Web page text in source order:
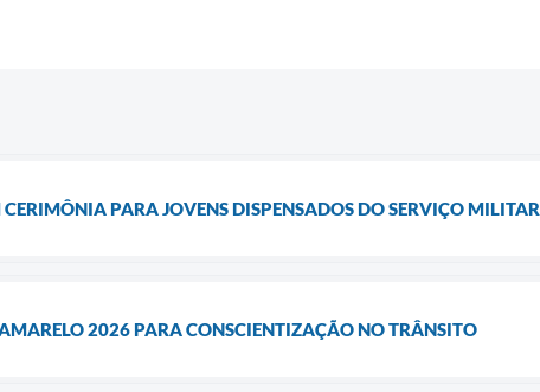
PARA JOVENS DISPENSADOS DO SERVIÇO MILITAR
2026 PARA CONSCIENTIZAÇÃO NO TRÂNSITO